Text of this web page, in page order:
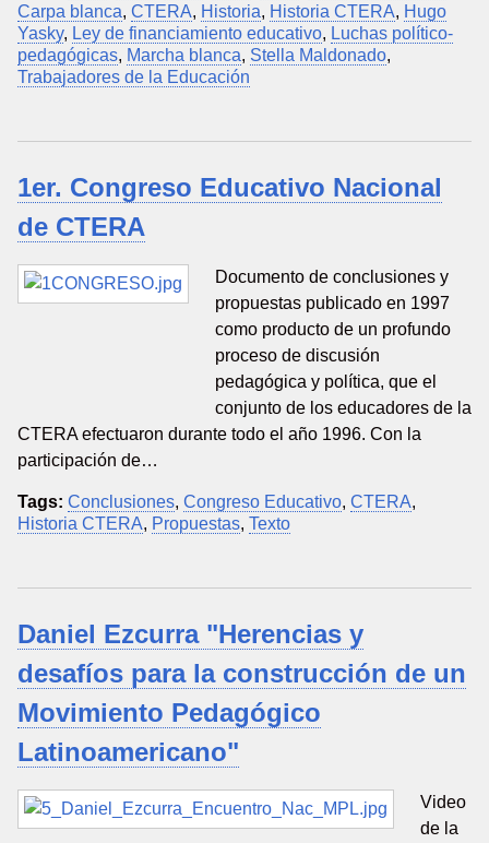
Carpa blanca, CTERA, Historia, Historia CTERA, Hugo
Yasky, Ley de financiamiento educativo, Luchas político-
pedagógicas, Marcha blanca, Stella Maldonado,
Trabajadores de la Educación
1er. Congreso Educativo Nacional
de CTERA
Documento de conclusiones y
propuestas publicado en 1997
como producto de un profundo
proceso de discusión
pedagógica y política, que el
conjunto de los educadores de la
CTERA efectuaron durante todo el año 1996. Con la
participación de…
Tags: Conclusiones, Congreso Educativo, CTERA,
Historia CTERA, Propuestas, Texto
Daniel Ezcurra "Herencias y
desafíos para la construcción de un
Movimiento Pedagógico
Latinoamericano"
Video
de la